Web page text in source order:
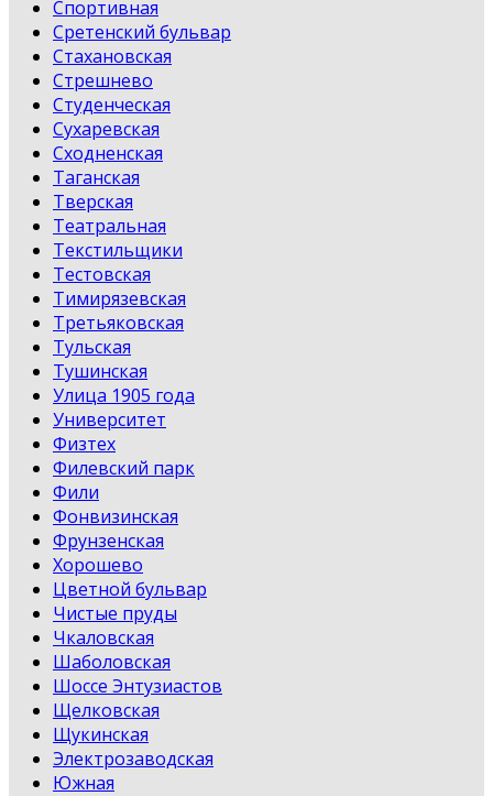
Спортивная
Сретенский бульвар
Стахановская
Стрешнево
Студенческая
Сухаревская
Сходненская
Таганская
Тверская
Театральная
Текстильщики
Тестовская
Тимирязевская
Третьяковская
Тульская
Тушинская
Улица 1905 года
Университет
Физтех
Филевский парк
Фили
Фонвизинская
Фрунзенская
Хорошево
Цветной бульвар
Чистые пруды
Чкаловская
Шаболовская
Шоссе Энтузиастов
Щелковская
Щукинская
Электрозаводская
Южная